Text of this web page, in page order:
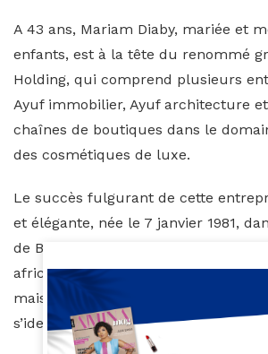
A 43 ans, Mariam Diaby, mariée et
enfants, est à la tête du renommé
Holding, qui comprend plusieurs
Ayuf immobilier, Ayuf architecture
chaînes de boutiques dans le
des cosmétiques de luxe.
Le succès fulgurant de cette
et élégante, née le 7 janvier 1981,
de Bondoukou, inspire aujourd’hui la
africaine qui souhaite le
mais également les femmes
s’identifient à elle et à sa réussite.